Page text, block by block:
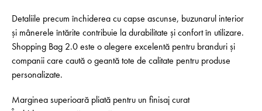
Detaliile precum închiderea cu capse ascunse, buzunarul interior
și mânerele întărite contribuie la durabilitate și confort în utilizare.
Shopping Bag 2.0 este o alegere excelentă pentru branduri și
companii care caută o geantă tote de calitate pentru produse
personalizate.
Marginea superioară pliată pentru un finisaj curat